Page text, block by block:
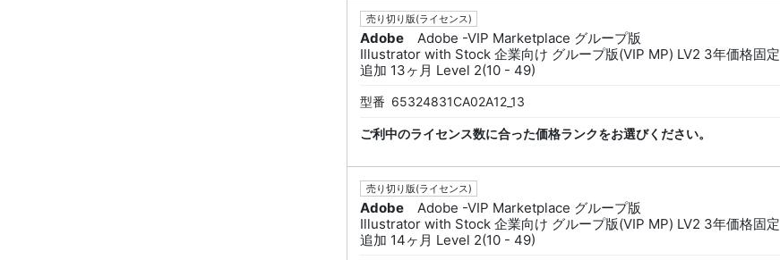
売り切り版(ライセンス)
Adobe
Adobe -VIP Marketplace グループ版
Illustrator with Stock 企業向け グループ版(VIP MP) LV2 3年価格固定
追加 13ヶ月 Level 2(10 - 49)
型番 65324831CA02A12_13
ご利中のライセンス数に合った価格ランクをお選びください。
売り切り版(ライセンス)
Adobe
Adobe -VIP Marketplace グループ版
Illustrator with Stock 企業向け グループ版(VIP MP) LV2 3年価格固定
追加 14ヶ月 Level 2(10 - 49)